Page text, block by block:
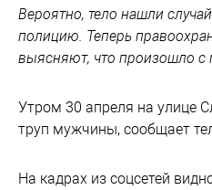
Вероятно, тело нашли
полицию. Теперь
выясняют, что произошло с
Утром 30 апреля на улице
труп мужчины, сообщает
На кадрах из соцсетей